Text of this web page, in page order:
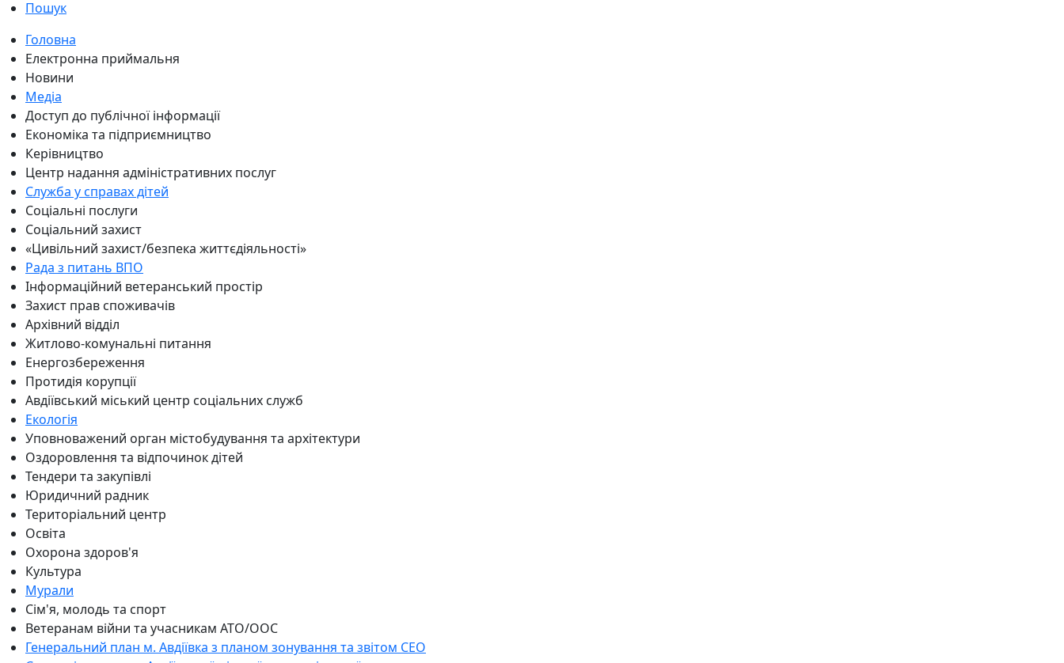
Пошук
Головна
Електронна приймальня
Новини
Медіа
Доступ до публічної інформації
Економіка та підприємництво
Керівництво
Центр надання адміністративних послуг
Служба у справах дітей
Соціальні послуги
Соціальний захист
«Цивільний захист/безпека життєдіяльності»
Рада з питань ВПО
Інформаційний ветеранський простір
Захист прав споживачів
Архівний відділ
Житлово-комунальні питання
Енергозбереження
Протидія корупції
Авдіївський міський центр соціальних служб
Екологія
Уповноважений орган містобудування та архітектури
Оздоровлення та відпочинок дітей
Тендери та закупівлі
Юридичний радник
Територіальний центр
Освіта
Охорона здоров'я
Культура
Мурали
Сім'я, молодь та спорт
Ветеранам війни та учасникам АТО/ООС
Генеральний план м. Авдіївка з планом зонування та звітом СЕО